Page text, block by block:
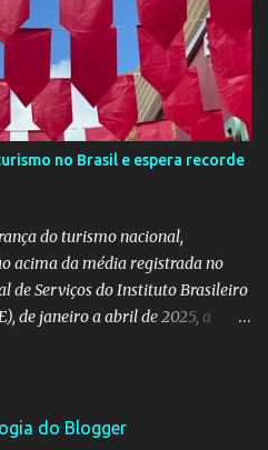
representando o Coletivo
que acontece de 16 a 20 de
da literatura africana e
a leitura e a produção literária
conectadas à diáspora africana.
durante a feira o livro
estreia de Manoela no
A obra já está em sua terceira
em vendas na categoria
no Brasil e espera recorde
do turismo nacional,
acima da média registrada no
de Serviços do Instituto Brasileiro
de janeiro a abril de 2025, a
crescimento no setor de
do Blogger